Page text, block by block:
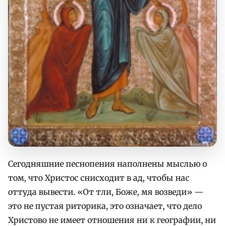
Сегодняшние песнопения наполнены мыслью о
том, что Христос снисходит в ад, чтобы нас
оттуда вывести. «От тли, Боже, мя возведи» —
это не пустая риторика, это означает, что дело
Христово не имеет отношения ни к географии, ни